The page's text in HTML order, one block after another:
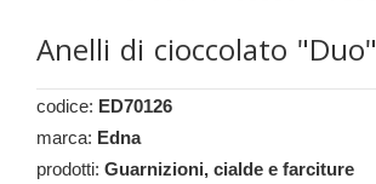
Anelli di cioccolato "Duo"
codice: ED70126
marca: Edna
prodotti: Guarnizioni, cialde e farciture